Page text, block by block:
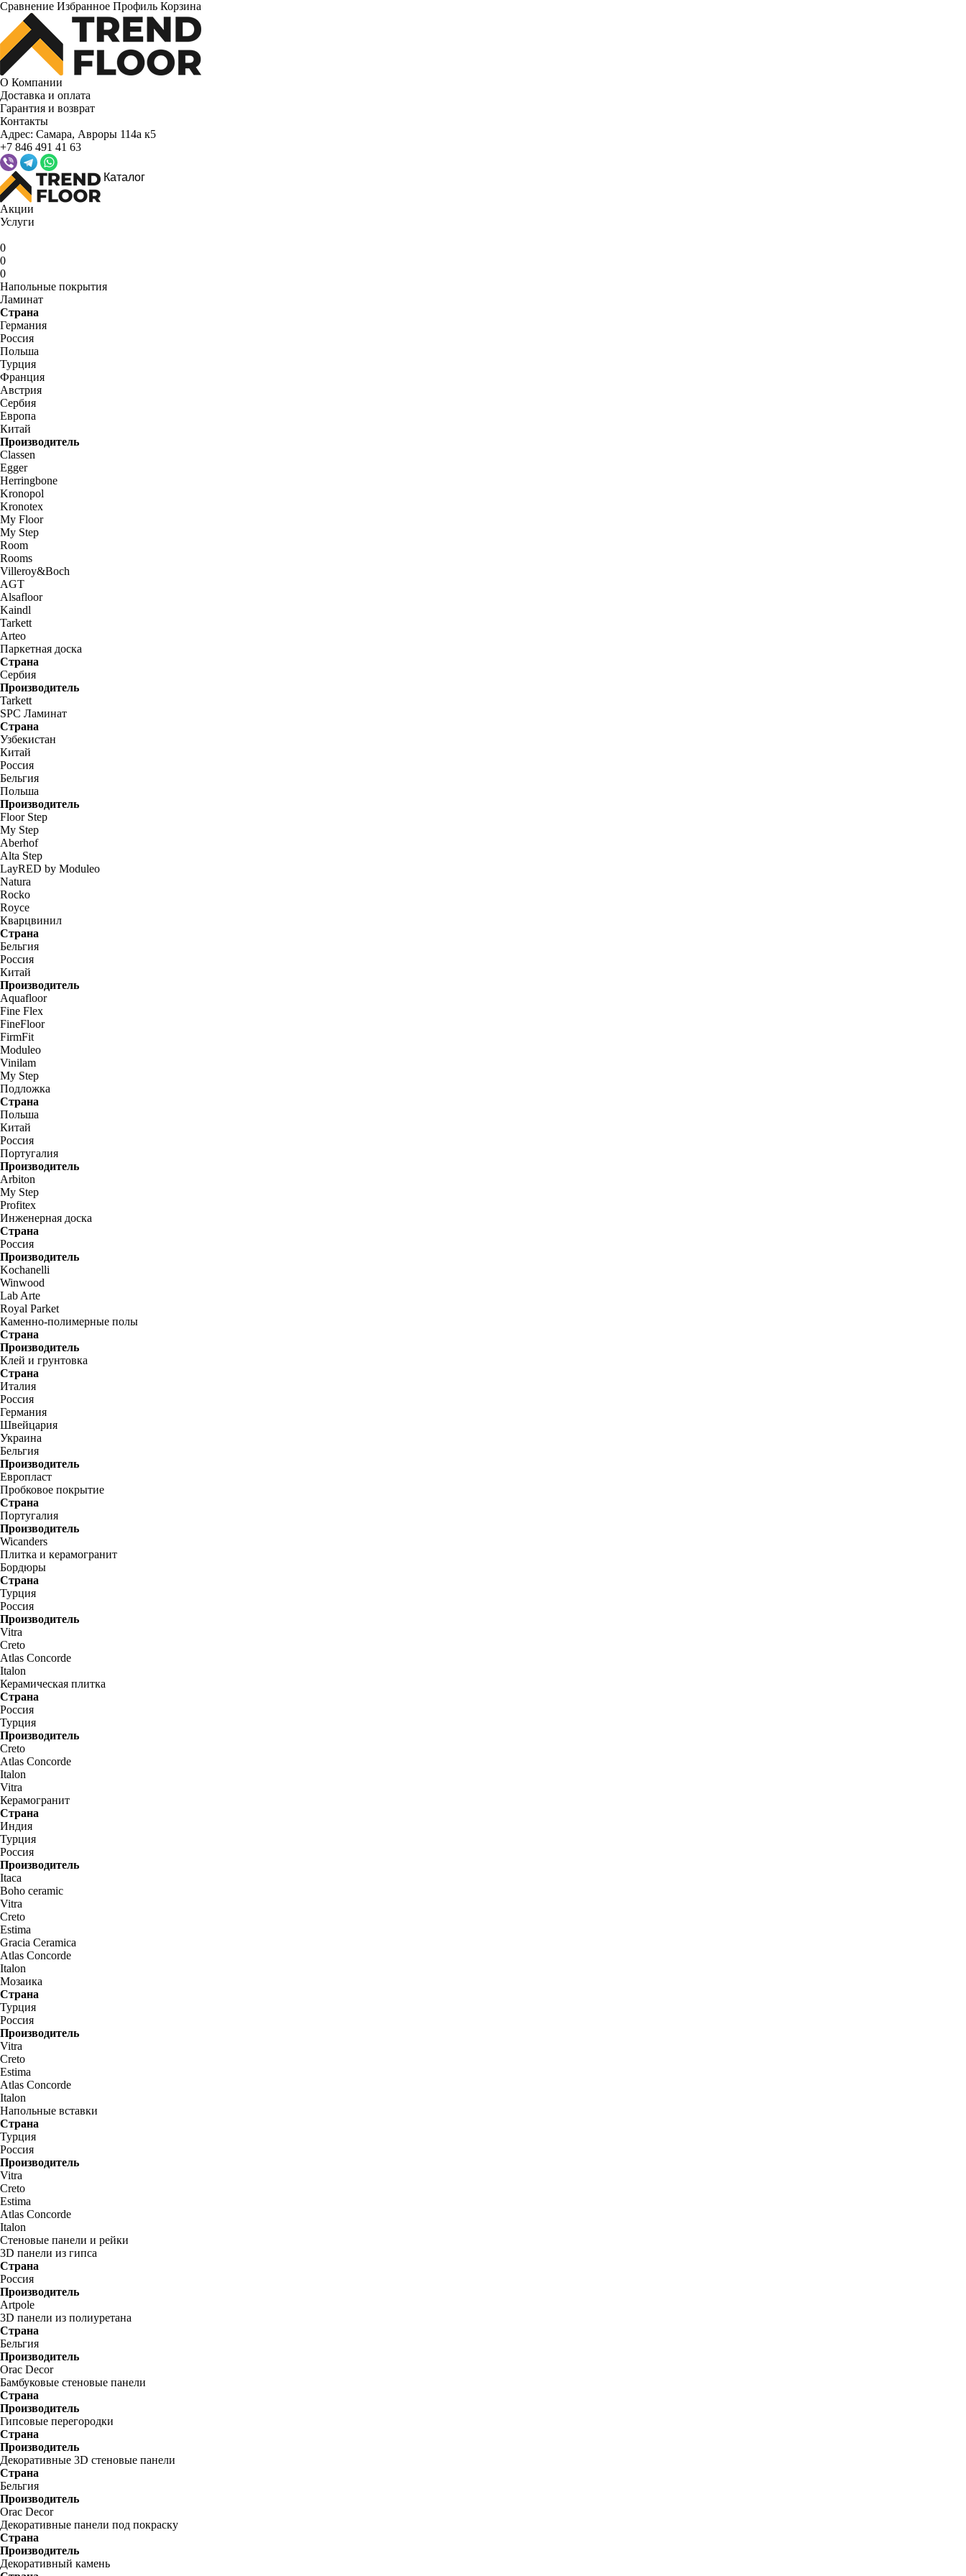
Сравнение Избранное Профиль Корзина
О Компании
Доставка и оплата
Гарантия и возврат
Контакты
Адрес: Самара, Авроры 114а к5
+7 846 491 41 63
Каталог
Акции
Услуги
0
0
0
Напольные покрытия
Ламинат
Страна
Германия
Россия
Польша
Турция
Франция
Австрия
Сербия
Европа
Китай
Производитель
Classen
Egger
Herringbone
Kronopol
Kronotex
My Floor
My Step
Room
Rooms
Villeroy&Boch
AGT
Alsafloor
Kaindl
Tarkett
Arteo
Паркетная доска
Страна
Сербия
Производитель
Tarkett
SPC Ламинат
Страна
Узбекистан
Китай
Россия
Бельгия
Польша
Производитель
Floor Step
My Step
Aberhof
Alta Step
LayRED by Moduleo
Natura
Rocko
Royce
Кварцвинил
Страна
Бельгия
Россия
Китай
Производитель
Aquafloor
Fine Flex
FineFloor
FirmFit
Moduleo
Vinilam
My Step
Подложка
Страна
Польша
Китай
Россия
Португалия
Производитель
Arbiton
My Step
Profitex
Инженерная доска
Страна
Россия
Производитель
Kochanelli
Winwood
Lab Arte
Royal Parket
Каменно-полимерные полы
Страна
Производитель
Клей и грунтовка
Страна
Италия
Россия
Германия
Швейцария
Украина
Бельгия
Производитель
Европласт
Пробковое покрытие
Страна
Португалия
Производитель
Wicanders
Плитка и керамогранит
Бордюры
Страна
Турция
Россия
Производитель
Vitra
Creto
Atlas Concorde
Italon
Керамическая плитка
Страна
Россия
Турция
Производитель
Creto
Atlas Concorde
Italon
Vitra
Керамогранит
Страна
Индия
Турция
Россия
Производитель
Itaca
Boho ceramic
Vitra
Creto
Estima
Gracia Ceramica
Atlas Concorde
Italon
Мозаика
Страна
Турция
Россия
Производитель
Vitra
Creto
Estima
Atlas Concorde
Italon
Напольные вставки
Страна
Турция
Россия
Производитель
Vitra
Creto
Estima
Atlas Concorde
Italon
Стеновые панели и рейки
3D панели из гипса
Страна
Россия
Производитель
Artpole
3D панели из полиуретана
Страна
Бельгия
Производитель
Orac Decor
Бамбуковые стеновые панели
Страна
Производитель
Гипсовые перегородки
Страна
Производитель
Декоративные 3D стеновые панели
Страна
Бельгия
Производитель
Orac Decor
Декоративные панели под покраску
Страна
Производитель
Декоративный камень